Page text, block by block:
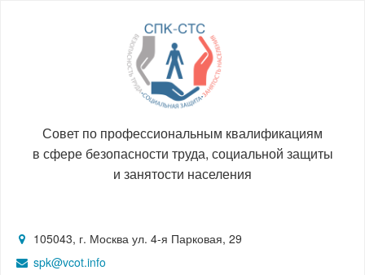
Совет по профессиональным квалификациям
в сфере безопасности труда, социальной защиты
и занятости населения
105043, г. Москва ул. 4-я Парковая, 29
spk@vcot.info